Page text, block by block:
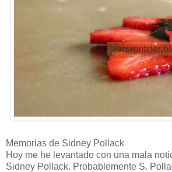
Memorias de Sidney Pollack
Hoy me he levantado con una mala
Sidney Pollack. Probablemente S.